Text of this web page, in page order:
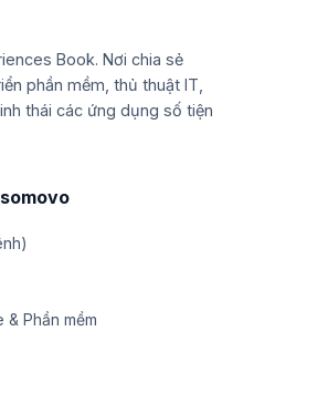
Book. Nơi chia sẻ
phần mềm, thủ thuật IT,
thái các ứng dụng số tiện
Phần mềm